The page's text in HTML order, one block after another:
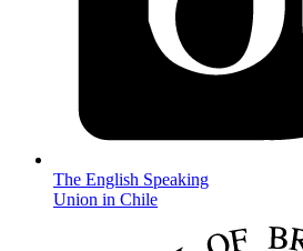
The English Speaking
Union in Chile